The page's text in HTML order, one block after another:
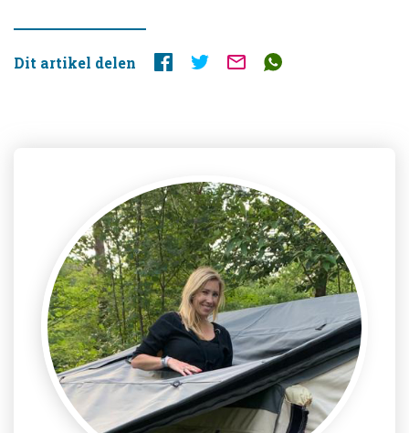
Dit artikel delen